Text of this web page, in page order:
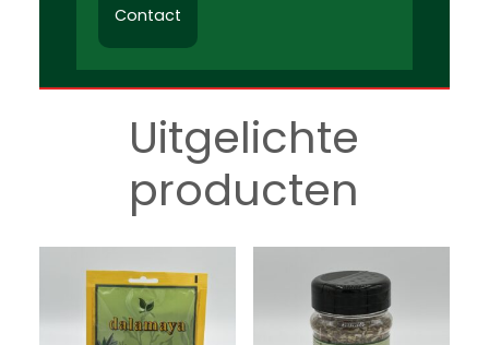
Contact
Uitgelichte
producten